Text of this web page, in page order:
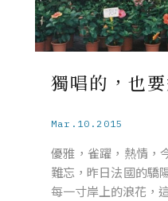
獨唱的，也
Mar.10.2015
優雅，雀躍，熱情，
難忘，昨日法國的驕
每一寸岸上的浪花，